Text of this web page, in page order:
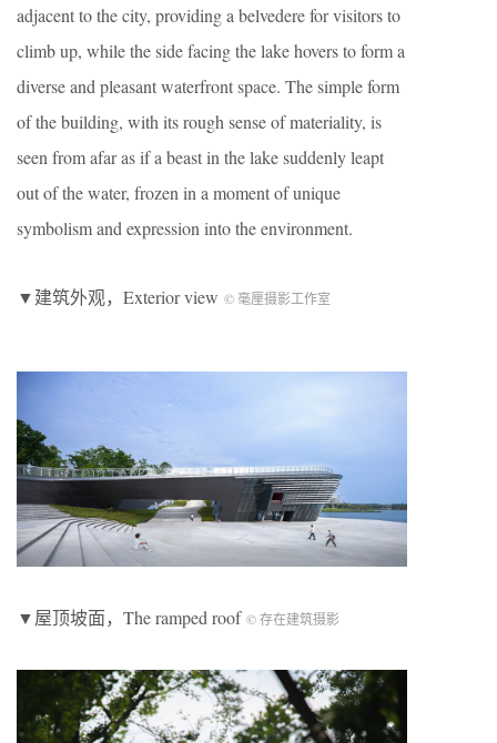
adjacent to the city, providing a belvedere for visitors to
climb up, while the side facing the lake hovers to form a
diverse and pleasant waterfront space. The simple form
of the building, with its rough sense of materiality, is
seen from afar as if a beast in the lake suddenly leapt
out of the water, frozen in a moment of unique
symbolism and expression into the environment.
▼建筑外观，Exterior view © 毫厘摄影工作室
▼屋顶坡面，The ramped roof © 存在建筑摄影